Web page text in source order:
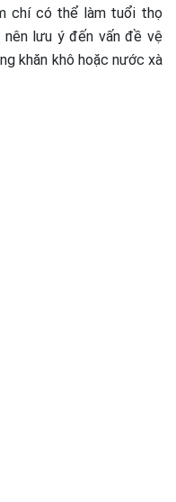
chí có thể làm tuổi thọ
nên lưu ý đến vấn đề vệ
khăn khô hoặc nước xà